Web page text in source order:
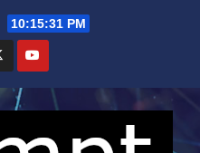
10:15:31 PM